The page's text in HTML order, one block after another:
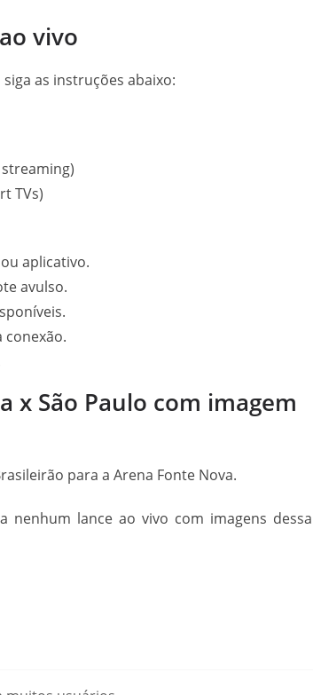
vivo
as instruções abaixo:
TVs)
aplicativo.
avulso.
conexão.
x São Paulo com imagem
para a Arena Fonte Nova.
nenhum lance ao vivo com imagens dessa